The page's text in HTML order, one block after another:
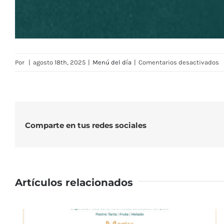
Por | agosto 18th, 2025 | Menú del día | Comentarios desactivados
Comparte en tus redes sociales
Artículos relacionados